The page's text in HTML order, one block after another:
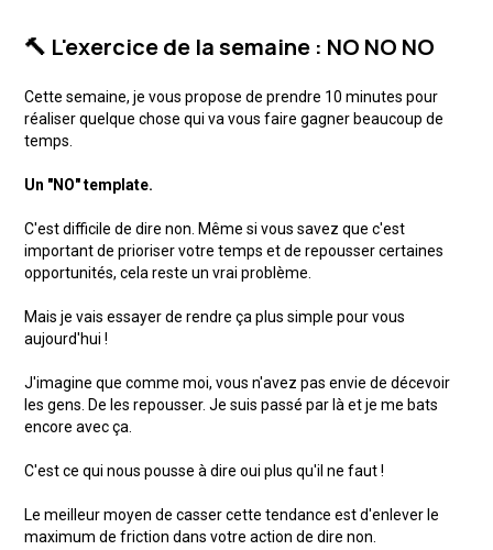
🔨 L'exercice de la semaine : NO NO NO
Cette semaine, je vous propose de prendre 10 minutes pour
réaliser quelque chose qui va vous faire gagner beaucoup de
temps.
Un "NO" template.
C'est difficile de dire non. Même si vous savez que c'est
important de prioriser votre temps et de repousser certaines
opportunités, cela reste un vrai problème.
Mais je vais essayer de rendre ça plus simple pour vous
aujourd'hui !
J'imagine que comme moi, vous n'avez pas envie de décevoir
les gens. De les repousser. Je suis passé par là et je me bats
encore avec ça.
C'est ce qui nous pousse à dire oui plus qu'il ne faut !
Le meilleur moyen de casser cette tendance est d'enlever le
maximum de friction dans votre action de dire non.